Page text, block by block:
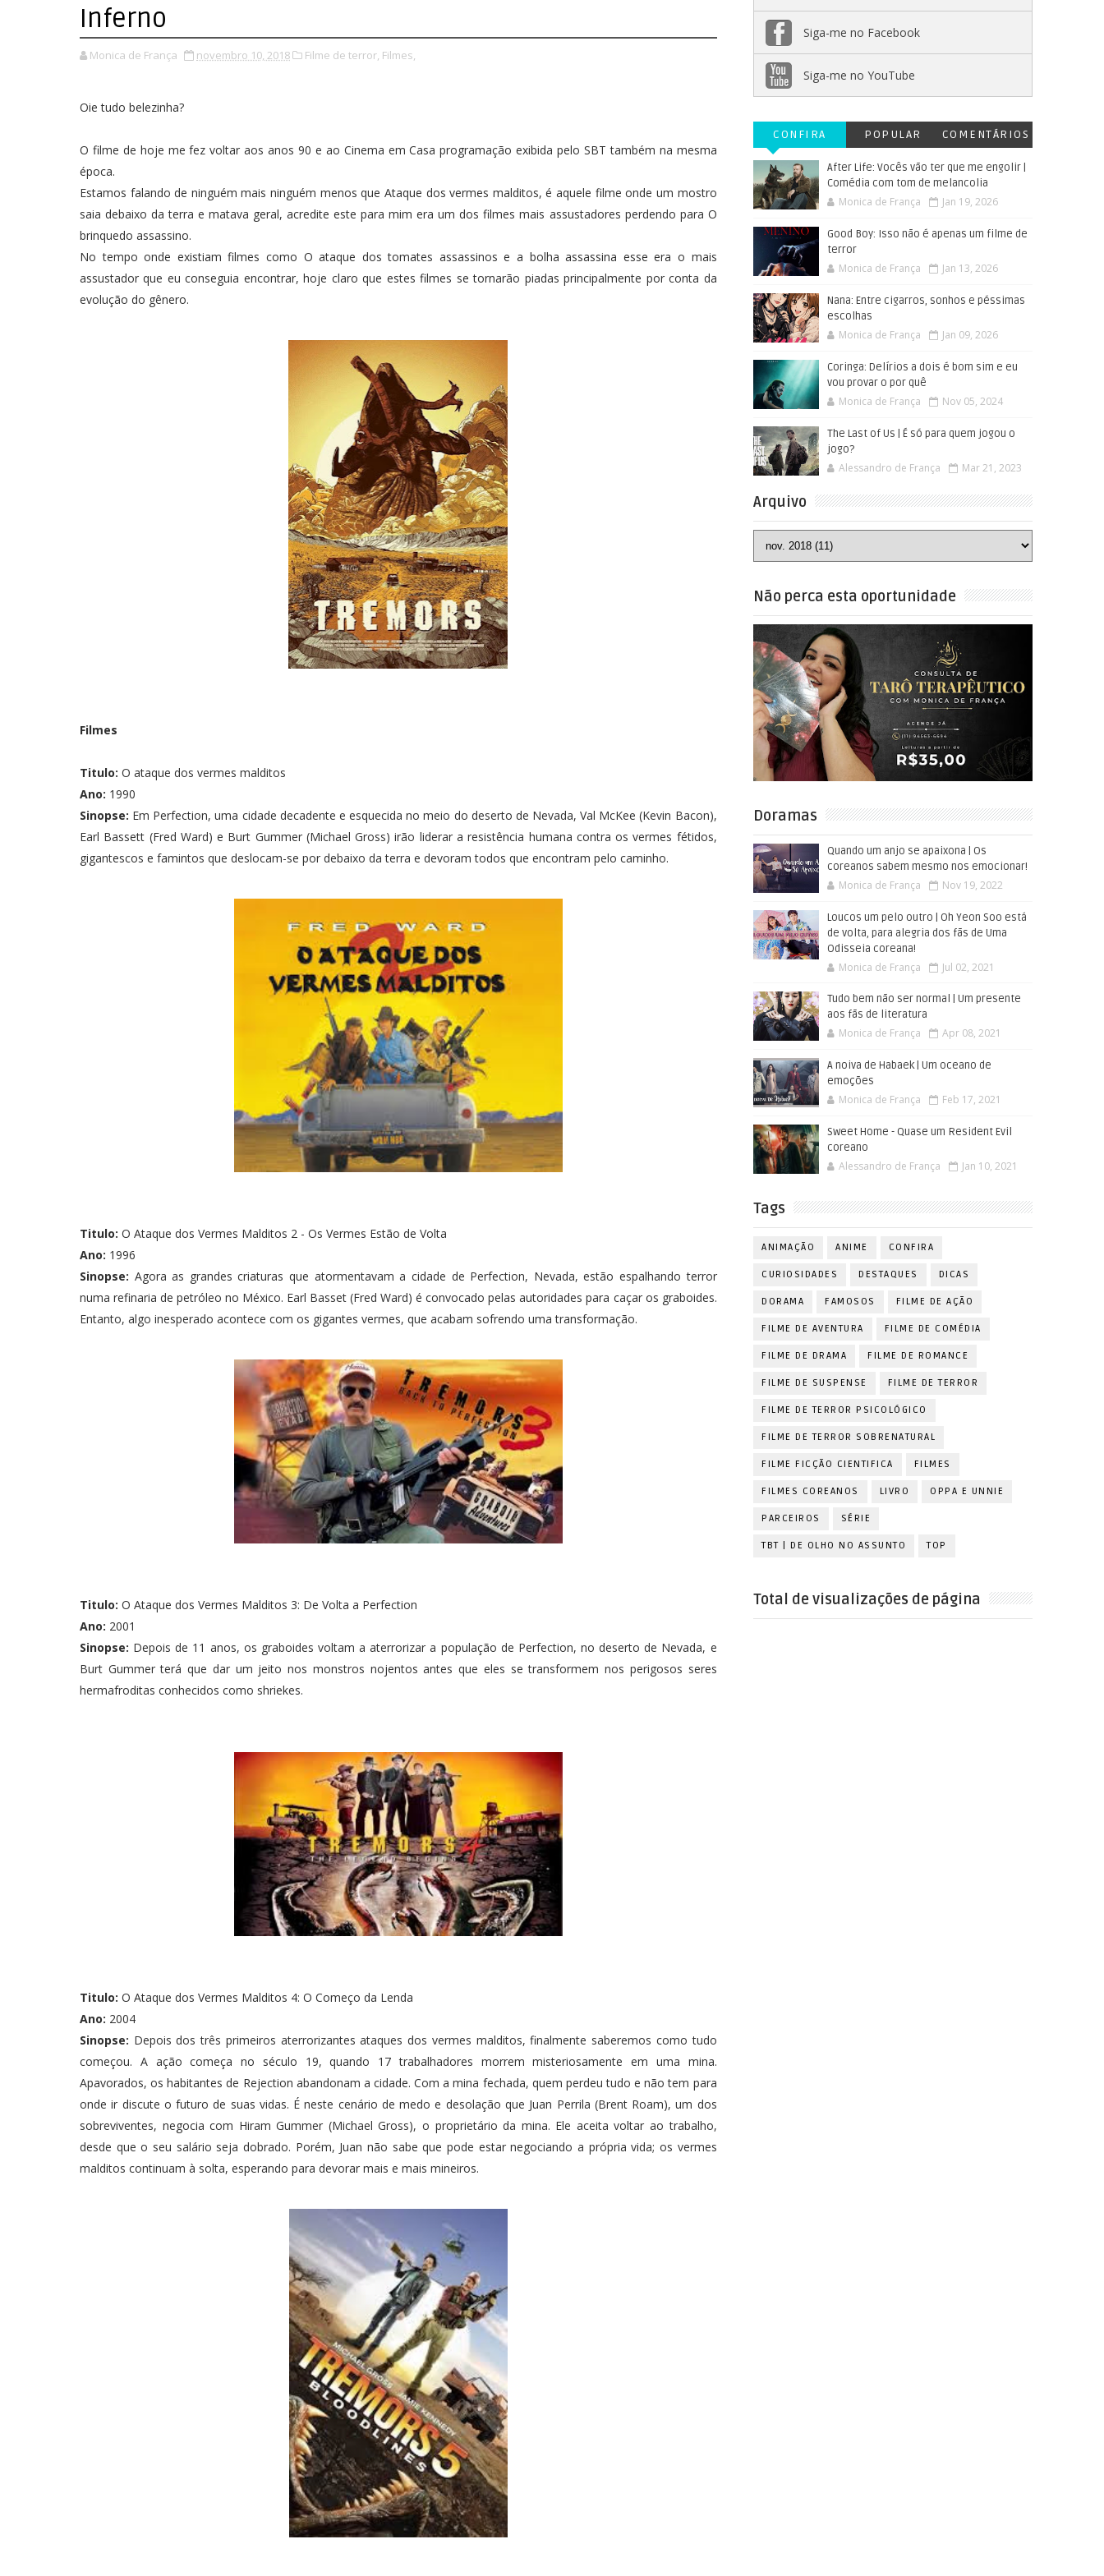
Inferno
Monica de França novembro 10, 2018 Filme de terror, Filmes,
Oie tudo belezinha?
O filme de hoje me fez voltar aos anos 90 e ao Cinema em Casa programação exibida pelo SBT também na mesma
época.
Estamos falando de ninguém mais ninguém menos que Ataque dos vermes malditos, é aquele filme onde um mostro
saia debaixo da terra e matava geral, acredite este para mim era um dos filmes mais assustadores perdendo para O
brinquedo assassino.
No tempo onde existiam filmes como O ataque dos tomates assassinos e a bolha assassina esse era o mais
assustador que eu conseguia encontrar, hoje claro que estes filmes se tornarão piadas principalmente por conta da
evolução do gênero.
Filmes
Titulo: O ataque dos vermes malditos
Ano: 1990
Sinopse: Em Perfection, uma cidade decadente e esquecida no meio do deserto de Nevada, Val McKee (Kevin Bacon),
Earl Bassett (Fred Ward) e Burt Gummer (Michael Gross) irão liderar a resistência humana contra os vermes fétidos,
gigantescos e famintos que deslocam-se por debaixo da terra e devoram todos que encontram pelo caminho.
Titulo: O Ataque dos Vermes Malditos 2 - Os Vermes Estão de Volta
Ano: 1996
Sinopse: Agora as grandes criaturas que atormentavam a cidade de Perfection, Nevada, estão espalhando terror
numa refinaria de petróleo no México. Earl Basset (Fred Ward) é convocado pelas autoridades para caçar os graboides.
Entanto, algo inesperado acontece com os gigantes vermes, que acabam sofrendo uma transformação.
Titulo: O Ataque dos Vermes Malditos 3: De Volta a Perfection
Ano: 2001
Sinopse: Depois de 11 anos, os graboides voltam a aterrorizar a população de Perfection, no deserto de Nevada, e
Burt Gummer terá que dar um jeito nos monstros nojentos antes que eles se transformem nos perigosos seres
hermafroditas conhecidos como shriekes.
Titulo: O Ataque dos Vermes Malditos 4: O Começo da Lenda
Ano: 2004
Sinopse: Depois dos três primeiros aterrorizantes ataques dos vermes malditos, finalmente saberemos como tudo
começou. A ação começa no século 19, quando 17 trabalhadores morrem misteriosamente em uma mina.
Apavorados, os habitantes de Rejection abandonam a cidade. Com a mina fechada, quem perdeu tudo e não tem para
onde ir discute o futuro de suas vidas. É neste cenário de medo e desolação que Juan Perrila (Brent Roam), um dos
sobreviventes, negocia com Hiram Gummer (Michael Gross), o proprietário da mina. Ele aceita voltar ao trabalho,
desde que o seu salário seja dobrado. Porém, Juan não sabe que pode estar negociando a própria vida; os vermes
malditos continuam à solta, esperando para devorar mais e mais mineiros.
Siga-me no Facebook
Siga-me no YouTube
CONFIRA POPULAR COMENTÁRIOS
After Life: Vocês vão ter que me engolir |
Comédia com tom de melancolia
Monica de França Jan 19, 2026
Good Boy: Isso não é apenas um filme de
terror
Monica de França Jan 13, 2026
Nana: Entre cigarros, sonhos e péssimas
escolhas
Monica de França Jan 09, 2026
Coringa: Delírios a dois é bom sim e eu
vou provar o por quê
Monica de França Nov 05, 2024
The Last of Us | É só para quem jogou o
jogo?
Alessandro de França Mar 21, 2023
Arquivo
Não perca esta oportunidade
Doramas
Quando um anjo se apaixona | Os
coreanos sabem mesmo nos emocionar!
Monica de França Nov 19, 2022
Loucos um pelo outro | Oh Yeon Soo está
de volta, para alegria dos fãs de Uma
Odisseia coreana!
Monica de França Jul 02, 2021
Tudo bem não ser normal | Um presente
aos fãs de literatura
Monica de França Apr 08, 2021
A noiva de Habaek | Um oceano de
emoções
Monica de França Feb 17, 2021
Sweet Home - Quase um Resident Evil
coreano
Alessandro de França Jan 10, 2021
Tags
ANIMAÇÃO ANIME CONFIRA
CURIOSIDADES DESTAQUES DICAS
DORAMA FAMOSOS FILME DE AÇÃO
FILME DE AVENTURA FILME DE COMÉDIA
FILME DE DRAMA FILME DE ROMANCE
FILME DE SUSPENSE FILME DE TERROR
FILME DE TERROR PSICOLÓGICO
FILME DE TERROR SOBRENATURAL
FILME FICÇÃO CIENTIFICA FILMES
FILMES COREANOS LIVRO OPPA E UNNIE
PARCEIROS SÉRIE
TBT | DE OLHO NO ASSUNTO TOP
Total de visualizações de página